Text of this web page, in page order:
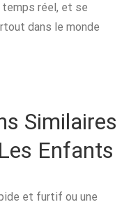
temps réel, et se
dans le monde
Similaires
Enfants
et furtif ou une